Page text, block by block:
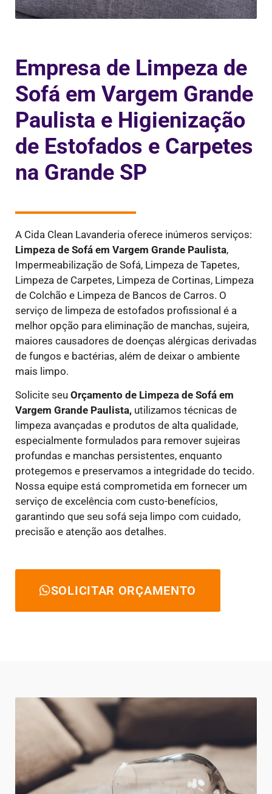
Empresa de Limpeza de
Sofá em Vargem Grande
Paulista e Higienização
de Estofados e Carpetes
na Grande SP
A Cida Clean Lavanderia oferece inúmeros serviços:
Limpeza de Sofá em Vargem Grande Paulista,
Impermeabilização de Sofá, Limpeza de Tapetes,
Limpeza de Carpetes, Limpeza de Cortinas, Limpeza
de Colchão e Limpeza de Bancos de Carros. O
serviço de limpeza de estofados profissional é a
melhor opção para eliminação de manchas, sujeira,
maiores causadores de doenças alérgicas derivadas
de fungos e bactérias, além de deixar o ambiente
mais limpo.
Solicite seu Orçamento de Limpeza de Sofá em
Vargem Grande Paulista, utilizamos técnicas de
limpeza avançadas e produtos de alta qualidade,
especialmente formulados para remover sujeiras
profundas e manchas persistentes, enquanto
protegemos e preservamos a integridade do tecido.
Nossa equipe está comprometida em fornecer um
serviço de excelência com custo-benefícios,
garantindo que seu sofá seja limpo com cuidado,
precisão e atenção aos detalhes.
SOLICITAR ORÇAMENTO